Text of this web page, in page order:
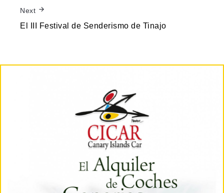
Next
El III Festival de Senderismo de Tinajo